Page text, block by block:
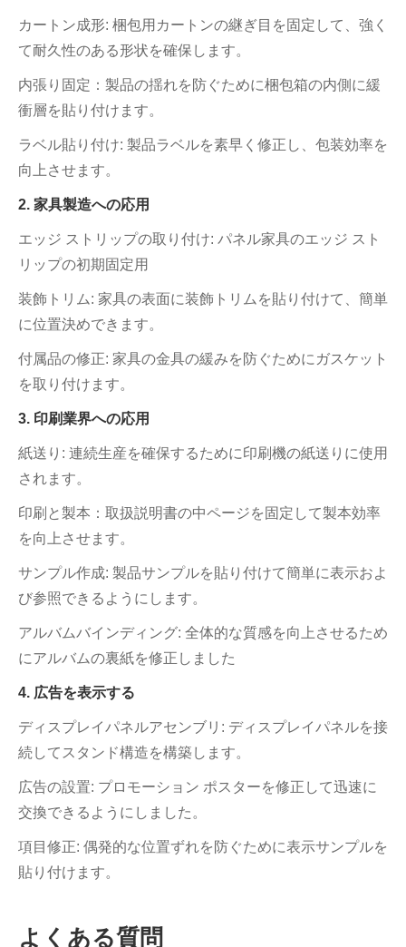
カートン成形: 梱包用カートンの継ぎ目を固定して、強く
て耐久性のある形状を確保します。
内張り固定：製品の揺れを防ぐために梱包箱の内側に緩
衝層を貼り付けます。
ラベル貼り付け: 製品ラベルを素早く修正し、包装効率を
向上させます。
2. 家具製造への応用
エッジ ストリップの取り付け: パネル家具のエッジ スト
リップの初期固定用
装飾トリム: 家具の表面に装飾トリムを貼り付けて、簡単
に位置決めできます。
付属品の修正: 家具の金具の緩みを防ぐためにガスケット
を取り付けます。
3. 印刷業界への応用
紙送り: 連続生産を確保するために印刷機の紙送りに使用
されます。
印刷と製本：取扱説明書の中ページを固定して製本効率
を向上させます。
サンプル作成: 製品サンプルを貼り付けて簡単に表示およ
び参照できるようにします。
アルバムバインディング: 全体的な質感を向上させるため
にアルバムの裏紙を修正しました
4. 広告を表示する
ディスプレイパネルアセンブリ: ディスプレイパネルを接
続してスタンド構造を構築します。
広告の設置: プロモーション ポスターを修正して迅速に
交換できるようにしました。
項目修正: 偶発的な位置ずれを防ぐために表示サンプルを
貼り付けます。
よくある質問